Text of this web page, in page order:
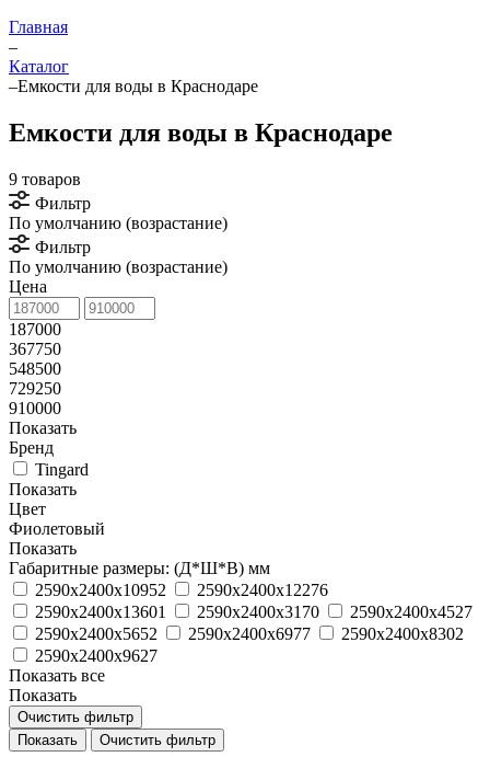
Главная
–
Каталог
–Емкости для воды в Краснодаре
Емкости для воды в Краснодаре
9 товаров
Фильтр
По умолчанию (возрастание)
Фильтр
По умолчанию (возрастание)
Цена
187000
367750
548500
729250
910000
Показать
Бренд
Tingard
Показать
Цвет
Фиолетовый
Показать
Габаритные размеры: (Д*Ш*В) мм
2590х2400х10952
2590х2400х12276
2590х2400х13601
2590х2400х3170
2590х2400х4527
2590х2400х5652
2590х2400х6977
2590х2400х8302
2590х2400х9627
Показать все
Показать
Очистить фильтр
Очистить фильтр